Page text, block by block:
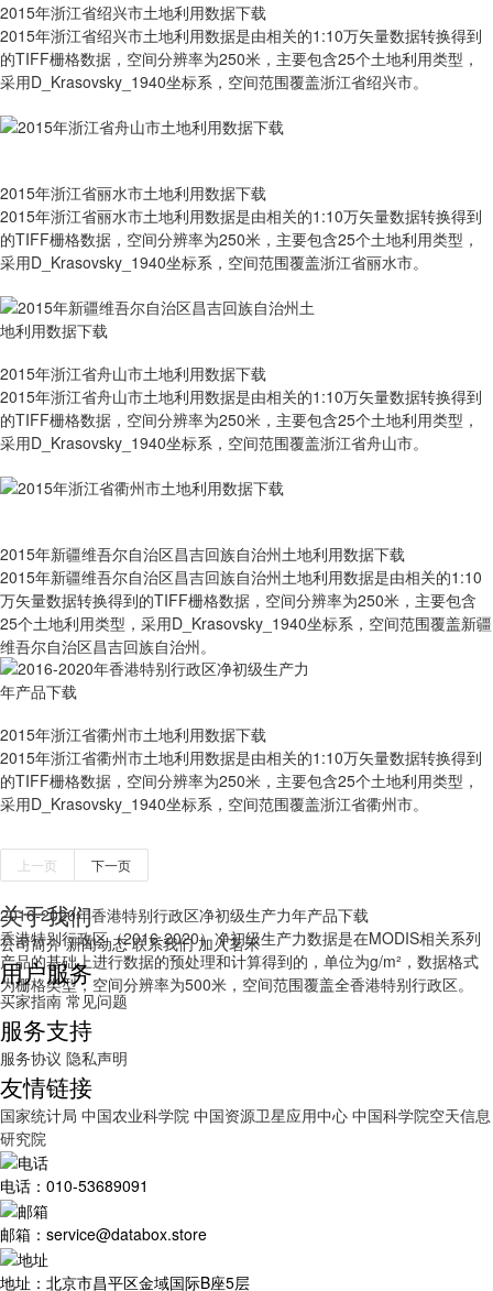
2015年浙江省绍兴市土地利用数据下载
2015年浙江省绍兴市土地利用数据是由相关的1:10万矢量数据转换得到
的TIFF栅格数据，空间分辨率为250米，主要包含25个土地利用类型，
采用D_Krasovsky_1940坐标系，空间范围覆盖浙江省绍兴市。
2015年浙江省丽水市土地利用数据下载
2015年浙江省丽水市土地利用数据是由相关的1:10万矢量数据转换得到
的TIFF栅格数据，空间分辨率为250米，主要包含25个土地利用类型，
采用D_Krasovsky_1940坐标系，空间范围覆盖浙江省丽水市。
2015年浙江省舟山市土地利用数据下载
2015年浙江省舟山市土地利用数据是由相关的1:10万矢量数据转换得到
的TIFF栅格数据，空间分辨率为250米，主要包含25个土地利用类型，
采用D_Krasovsky_1940坐标系，空间范围覆盖浙江省舟山市。
2015年新疆维吾尔自治区昌吉回族自治州土地利用数据下载
2015年新疆维吾尔自治区昌吉回族自治州土地利用数据是由相关的1:10
万矢量数据转换得到的TIFF栅格数据，空间分辨率为250米，主要包含
25个土地利用类型，采用D_Krasovsky_1940坐标系，空间范围覆盖新疆
维吾尔自治区昌吉回族自治州。
2015年浙江省衢州市土地利用数据下载
2015年浙江省衢州市土地利用数据是由相关的1:10万矢量数据转换得到
的TIFF栅格数据，空间分辨率为250米，主要包含25个土地利用类型，
采用D_Krasovsky_1940坐标系，空间范围覆盖浙江省衢州市。
2016-2020年香港特别行政区净初级生产力年产品下载
香港特别行政区（2016-2020）净初级生产力数据是在MODIS相关系列
产品的基础上进行数据的预处理和计算得到的，单位为g/m²，数据格式
为栅格类型，空间分辨率为500米，空间范围覆盖全香港特别行政区。
上一页 下一页
关于我们
公司简介 新闻动态 联系我们 加入茗禾
用户服务
买家指南 常见问题
服务支持
服务协议 隐私声明
友情链接
国家统计局 中国农业科学院 中国资源卫星应用中心 中国科学院空天信息
研究院
电话：010-53689091
邮箱：service@databox.store
地址：北京市昌平区金域国际B座5层